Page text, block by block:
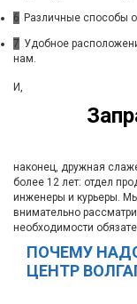
6 Различные способы
7 Удобное
нам.
И,
наконец, дружная
более 12 лет: отдел
инженеры и курьеры.
внимательно
необходимости
ПОЧЕМУ
ЦЕНТР